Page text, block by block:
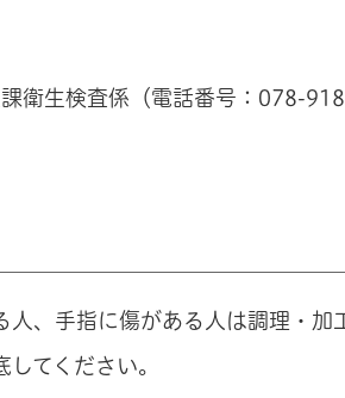
衛生検査係（電話番号：078-
人、手指に傷がある人は調理・加
てください。